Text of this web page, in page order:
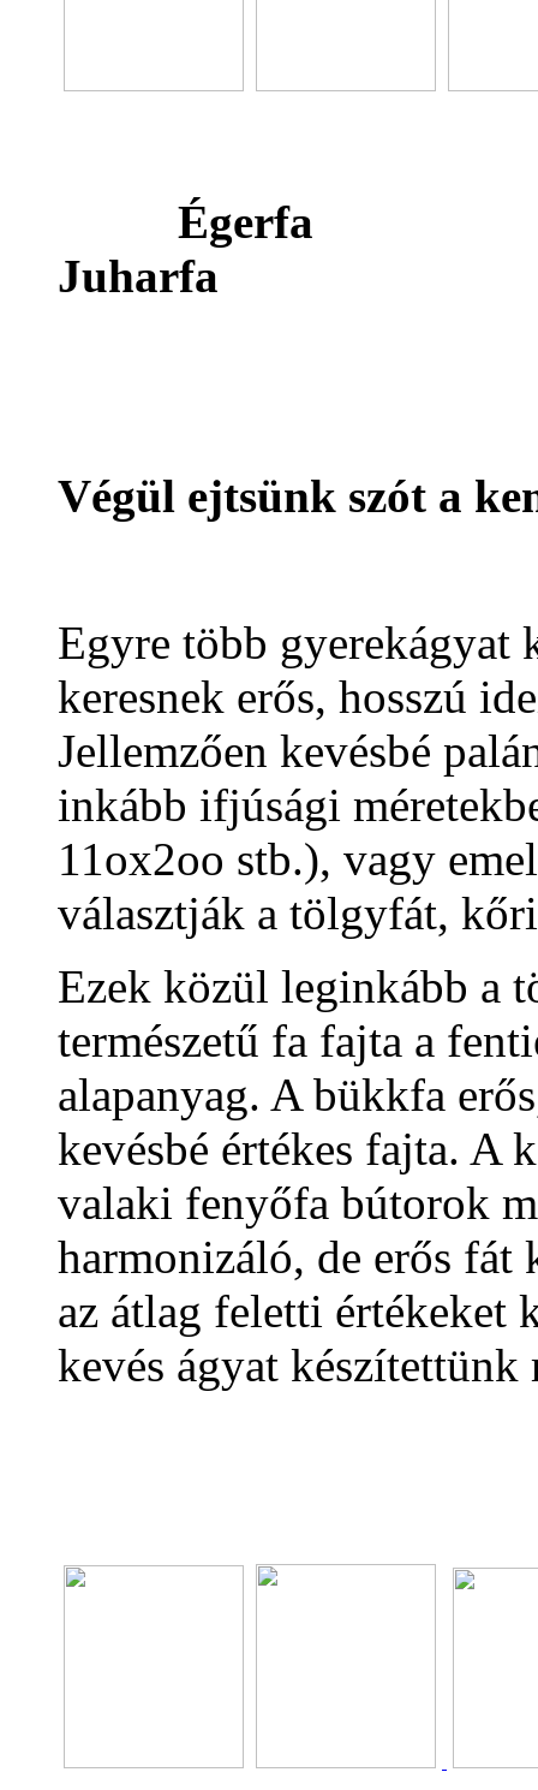
Juharfa
Végül ejtsünk szót a
Egyre több gyerekágyat
keresnek erős, hosszú
Jellemzően kevésbé
inkább ifjúsági
11ox2oo stb.), vagy
választják a tölgyfát,
Ezek közül leginkább a
természetű fa fajta a
alapanyag. A bükkfa
kevésbé értékes fajta. A
valaki fenyőfa bútorok
harmonizáló, de erős fát
az átlag feletti értékeket
kevés ágyat